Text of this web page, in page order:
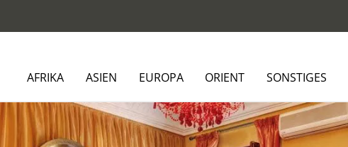
AFRIKA ASIEN EUROPA ORIENT SONSTIGES